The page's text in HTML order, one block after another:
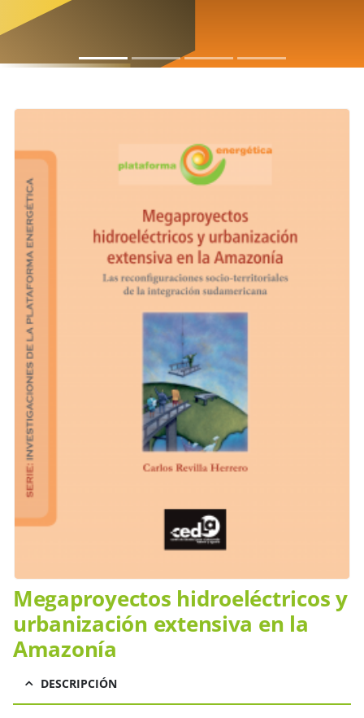
Megaproyectos hidroeléctricos y
urbanización extensiva en la
Amazonía
DESCRIPCIÓN